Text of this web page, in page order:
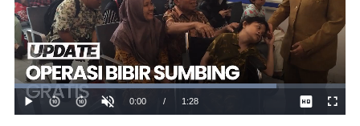
Mainkan
Suara
Hidup
Waktu
0:00 / Durasi
1:28
Dimuat:
79.20%